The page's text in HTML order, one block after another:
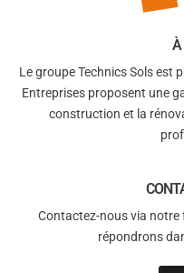
À
Le groupe Technics Sols est
Entreprises proposent une
construction et la
Contactez-nous via
répondrons